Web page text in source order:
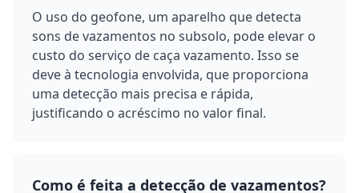
O uso do geofone, um aparelho que detecta
sons de vazamentos no subsolo, pode elevar o
custo do serviço de caça vazamento. Isso se
deve à tecnologia envolvida, que proporciona
uma detecção mais precisa e rápida,
justificando o acréscimo no valor final.
Como é feita a detecção de vazamentos?